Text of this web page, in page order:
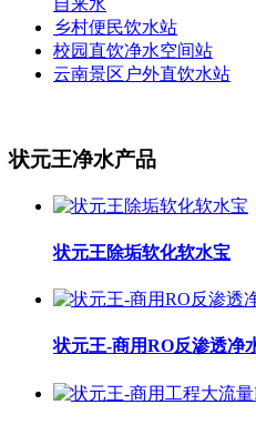
自来水
乡村便民饮水站
校园直饮净水空间站
云南景区户外直饮水站
状元王净水产品
状元王除垢软化软水宝
状元王-商用RO反渗透净